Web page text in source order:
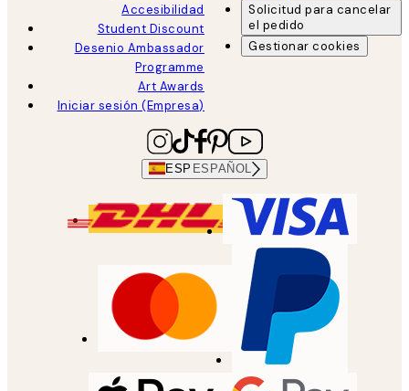
Accesibilidad
Student Discount
Desenio Ambassador
Programme
Art Awards
Iniciar sesión (Empresa)
Solicitud para cancelar
el pedido
Gestionar cookies
ESP ESPAÑOL